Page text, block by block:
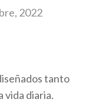
2022
tanto
vida diaria.